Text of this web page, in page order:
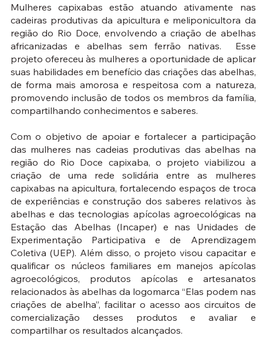
Mulheres capixabas estão atuando ativamente nas
cadeiras produtivas da apicultura e meliponicultora da
região do Rio Doce, envolvendo a criação de abelhas
africanizadas e abelhas sem ferrão nativas. Esse
projeto ofereceu às mulheres a oportunidade de aplicar
suas habilidades em benefício das criações das abelhas,
de forma mais amorosa e respeitosa com a natureza,
promovendo inclusão de todos os membros da família,
compartilhando conhecimentos e saberes.
Com o objetivo de apoiar e fortalecer a participação
das mulheres nas cadeias produtivas das abelhas na
região do Rio Doce capixaba, o projeto viabilizou a
criação de uma rede solidária entre as mulheres
capixabas na apicultura, fortalecendo espaços de troca
de experiências e construção dos saberes relativos às
abelhas e das tecnologias apícolas agroecológicas na
Estação das Abelhas (Incaper) e nas Unidades de
Experimentação Participativa e de Aprendizagem
Coletiva (UEP). Além disso, o projeto visou capacitar e
qualificar os núcleos familiares em manejos apícolas
agroecológicos, produtos apícolas e artesanatos
relacionados às abelhas da logomarca “Elas podem nas
criações de abelha”, facilitar o acesso aos circuitos de
comercialização desses produtos e avaliar e
compartilhar os resultados alcançados.